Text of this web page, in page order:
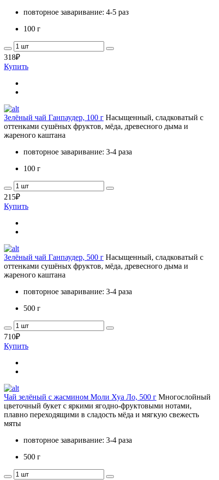
повторное заваривание: 4-5 раз
100 г
318₽
Купить
Зелёный чай Ганпаудер, 100 г Насыщенный, сладковатый с
оттенками сушёных фруктов, мёда, древесного дыма и
жареного каштана
повторное заваривание: 3-4 раза
100 г
215₽
Купить
Зелёный чай Ганпаудер, 500 г Насыщенный, сладковатый с
оттенками сушёных фруктов, мёда, древесного дыма и
жареного каштана
повторное заваривание: 3-4 раза
500 г
710₽
Купить
Чай зелёный с жасмином Моли Хуа Ло, 500 г Многослойный
цветочный букет с яркими ягодно-фруктовыми нотами,
плавно переходящими в сладость мёда и мягкую свежесть
мяты
повторное заваривание: 3-4 раза
500 г